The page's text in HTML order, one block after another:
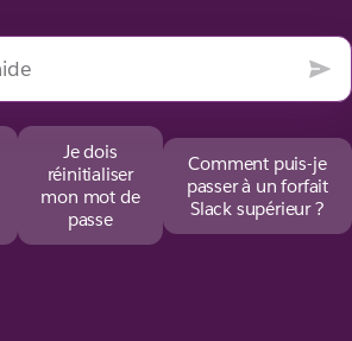
Je dois
réinitialiser
mon mot de
passe
Comment puis-je
passer à un forfait
Slack supérieur ?